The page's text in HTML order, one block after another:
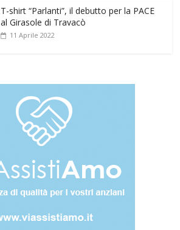
T-shirt “Parlanti”, il debutto per la PACE
al Girasole di Travacò
11 Aprile 2022